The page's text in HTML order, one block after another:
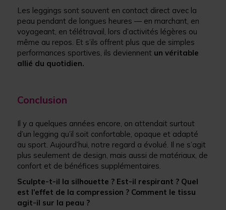
Les leggings sont souvent en contact direct avec la
peau pendant de longues heures — en marchant, en
voyageant, en télétravail, lors d’activités légères ou
même au repos. Et s’ils offrent plus que de simples
performances sportives, ils deviennent un véritable
allié du quotidien.
Conclusion
Il y a quelques années encore, on attendait surtout
d’un legging qu’il soit confortable, opaque et adapté
au sport. Aujourd’hui, notre regard a évolué. Il ne s’agit
plus seulement de design, mais aussi de matériaux, de
confort et de bénéfices supplémentaires.
Sculpte-t-il la silhouette ? Est-il respirant ? Quel
est l’effet de la compression ? Comment le tissu
agit-il sur la peau ?